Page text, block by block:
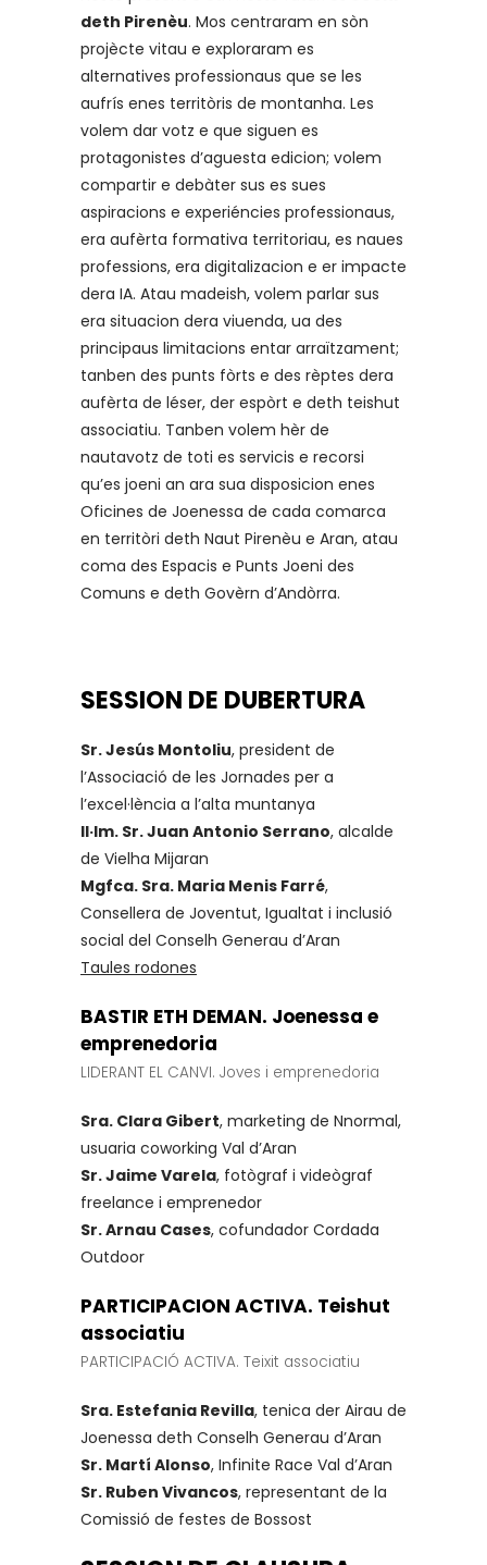
deth Pirenèu. Mos centraram en sòn
projècte vitau e exploraram es
alternatives professionaus que se les
aufrís enes territòris de montanha. Les
volem dar votz e que siguen es
protagonistes d’aguesta edicion; volem
compartir e debàter sus es sues
aspiracions e experiéncies professionaus,
era aufèrta formativa territoriau, es naues
professions, era digitalizacion e er impacte
dera IA. Atau madeish, volem parlar sus
era situacion dera viuenda, ua des
principaus limitacions entar arraïtzament;
tanben des punts fòrts e des rèptes dera
aufèrta de léser, der espòrt e deth teishut
associatiu. Tanben volem hèr de
nautavotz de toti es servicis e recorsi
qu’es joeni an ara sua disposicion enes
Oficines de Joenessa de cada comarca
en territòri deth Naut Pirenèu e Aran, atau
coma des Espacis e Punts Joeni des
Comuns e deth Govèrn d’Andòrra.
SESSION DE DUBERTURA
Sr. Jesús Montoliu, president de
l’Associació de les Jornades per a
l’excel·lència a l’alta muntanya
Il·lm. Sr. Juan Antonio Serrano, alcalde
de Vielha Mijaran
Mgfca. Sra. Maria Menis Farré,
Consellera de Joventut, Igualtat i inclusió
social del Conselh Generau d’Aran
Taules rodones
BASTIR ETH DEMAN. Joenessa e
emprenedoria
LIDERANT EL CANVI. Joves i emprenedoria
Sra. Clara Gibert, marketing de Nnormal,
usuaria coworking Val d’Aran
Sr. Jaime Varela, fotògraf i videògraf
freelance i emprenedor
Sr. Arnau Cases, cofundador Cordada
Outdoor
PARTICIPACION ACTIVA. Teishut
associatiu
PARTICIPACIÓ ACTIVA. Teixit associatiu
Sra. Estefania Revilla, tenica der Airau de
Joenessa deth Conselh Generau d’Aran
Sr. Martí Alonso, Infinite Race Val d’Aran
Sr. Ruben Vivancos, representant de la
Comissió de festes de Bossost